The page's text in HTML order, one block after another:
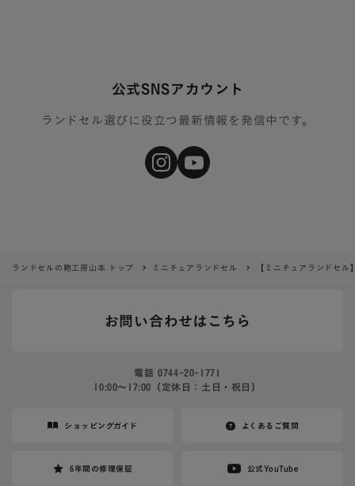
公式SNSアカウント
ランドセル選びに役立つ最新情報を発信中です。
ランドセルの鞄工房山本 トップ ミニチュアランドセル 【ミニチュアランドセル
お問い合わせはこちら
電話0744-20-1771
10:00〜17:00（定休日：土日・祝日）
ショッピングガイド よくあるご質問
6年間の修理保証 公式YouTube